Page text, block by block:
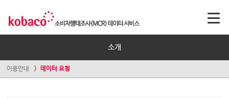
소개
이용안내 데이터 요청